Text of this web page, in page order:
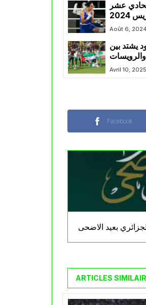
عشر
من أولمبياد باريس 2024
الجزائريين
Août 6, 2024
يشتد بين
Avril 10, 2025
Facebook
بعيد الاضحى
ARTICLES